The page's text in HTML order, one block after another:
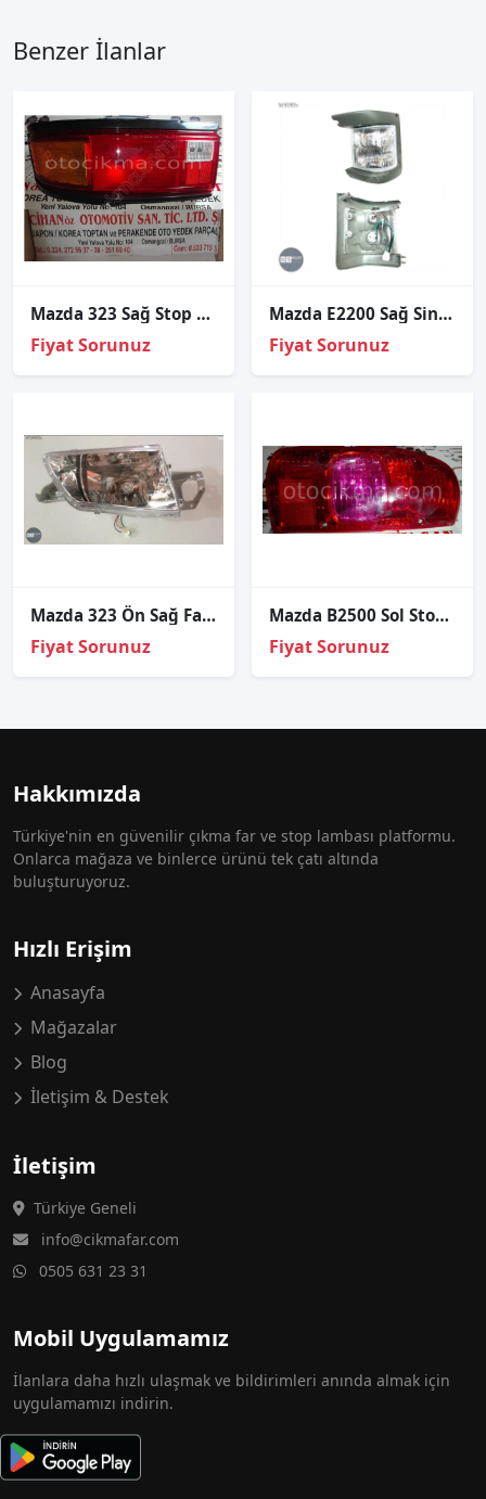
Benzer İlanlar
Mazda 323 Sağ Stop 1990 1992
Fiyat Sorunuz
Mazda E2200 Sağ Sinyal Panelvan 1999-2005
Fiyat Sorunuz
Mazda 323 Ön Sağ Far 1999-2000
Fiyat Sorunuz
Mazda B2500 Sol Stop 2004 2006
Fiyat Sorunuz
Hakkımızda
Türkiye'nin en güvenilir çıkma far ve stop lambası platformu.
Onlarca mağaza ve binlerce ürünü tek çatı altında
buluşturuyoruz.
Hızlı Erişim
Anasayfa
Mağazalar
Blog
İletişim & Destek
İletişim
Türkiye Geneli
info@cikmafar.com
0505 631 23 31
Mobil Uygulamamız
İlanlara daha hızlı ulaşmak ve bildirimleri anında almak için
uygulamamızı indirin.